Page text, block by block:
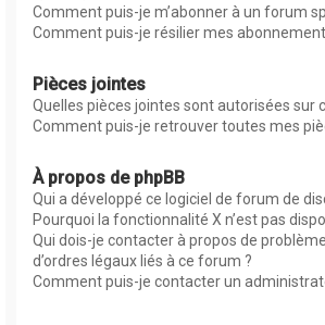
Comment puis-je m’abonner à un forum
Comment puis-je résilier mes
Pièces jointes
Quelles pièces jointes sont autorisées sur
Comment puis-je retrouver toutes mes
À propos de phpBB
Qui a développé ce logiciel de forum de
Pourquoi la fonctionnalité X n’est pas
Qui dois-je contacter à propos de
d’ordres légaux liés à ce forum ?
Comment puis-je contacter un